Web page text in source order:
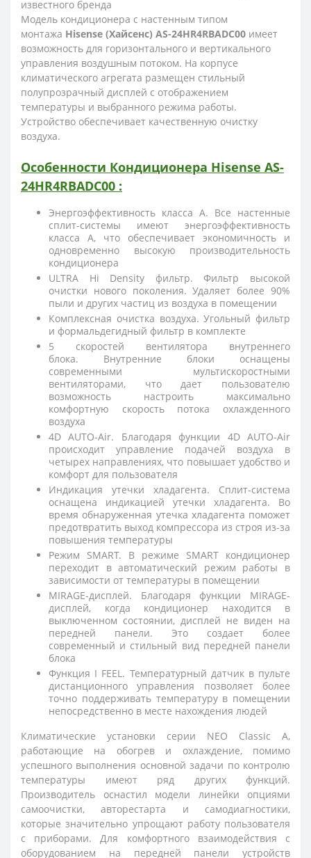
известного бренда
Модель кондиционера с настенным типом
монтажа Hisense (Хайсенс) AS-24HR4RBADC00 имеет
возможность для горизонтального и вертикального
управления воздушным потоком. На корпусе
климатического агрегата размещен стильный
полупрозрачный дисплей с отображением
температуры и выбранного режима работы.
Устройство обеспечивает качественную очистку
воздуха.
Особенности Кондиционера Hisense AS-
24HR4RBADC00 :
Энергоэффективность класса А. Все настенные
сплит-системы имеют энергоэффективность
класса А, что обеспечивает экономичность и
одновременно высокую производительность
кондиционера
ULTRA Hi Density фильтр. Фильтр высокой
очистки нового поколения. Удаляет более 90%
пыли и других частиц из воздуха в помещении
Комплексная очистка воздуха. Угольный фильтр
и формальдегидный фильтр в комплекте
5 скоростей вентилятора внутреннего
блока. Внутренние блоки оснащены
современными мультискоростными
вентиляторами, что дает пользователю
возможность настроить максимально
комфортную скорость потока охлажденного
воздуха
4D AUTO-Air. Благодаря функции 4D AUTO-Air
происходит управление подачей воздуха в
четырех направлениях, что повышает удобство и
комфорт для пользователя
Индикация утечки хладагента. Сплит-система
оснащена индикацией утечки хладагента. Во
время обнаруженная утечка хладагента поможет
предотвратить выход компрессора из строя из-за
повышения температуры
Режим SMART. В режиме SMART кондиционер
переходит в автоматический режим работы в
зависимости от температуры в помещении
MIRAGE-дисплей. Благодаря функции MIRAGE-
дисплей, когда кондиционер находится в
выключенном состоянии, дисплей не виден на
передней панели. Это создает более
современный и стильный вид передней панели
блока
Функция I FEEL. Температурный датчик в пульте
дистанционного управления позволяет более
точно поддерживать температуру в помещении
непосредственно в месте нахождения людей
Климатические установки серии NEO Classic A,
работающие на обогрев и охлаждение, помимо
успешного выполнения основной задачи по контролю
температуры имеют ряд других функций.
Производитель оснастил модели линейки опциями
самоочистки, авторестарта и самодиагностики,
которые значительно упрощают работу пользователя
с приборами. Для комфортного взаимодействия с
оборудованием на передней панели устройств